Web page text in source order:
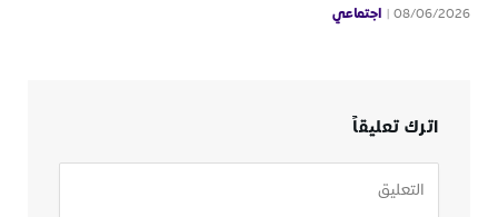
08/06/2026 اجتماعي
اترك تعليقاً